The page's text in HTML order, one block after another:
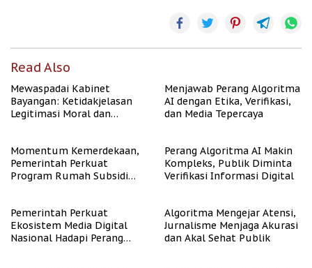
Read Also
Mewaspadai Kabinet
Bayangan: Ketidakjelasan
Legitimasi Moral dan
Menjawab Perang Algoritma
AI dengan Etika, Verifikasi,
dan Media Tepercaya
Momentum Kemerdekaan,
Pemerintah Perkuat
Program Rumah Subsidi
Perang Algoritma AI Makin
Kompleks, Publik Diminta
Verifikasi Informasi Digital
Pemerintah Perkuat
Ekosistem Media Digital
Nasional Hadapi Perang
Algoritma Mengejar Atensi,
Jurnalisme Menjaga Akurasi
dan Akal Sehat Publik